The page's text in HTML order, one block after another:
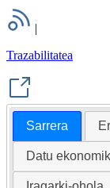
|
Trazabilitatea
Sarrera
Datu